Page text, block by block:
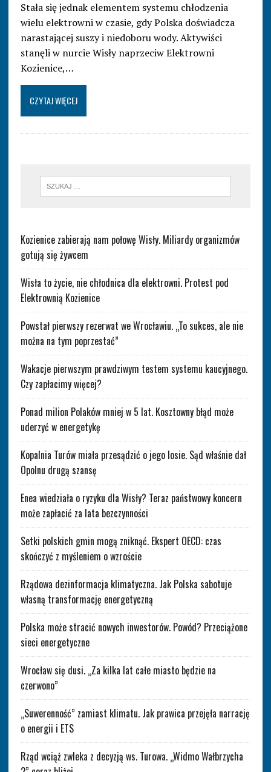
Stała się jednak elementem systemu chłodzenia
wielu elektrowni w czasie, gdy Polska doświadcza
narastającej suszy i niedoboru wody. Aktywiści
stanęli w nurcie Wisły naprzeciw Elektrowni
Kozienice,…
CZYTAJ WIĘCEJ
Kozienice zabierają nam połowę Wisły. Miliardy organizmów
gotują się żywcem
Wisła to życie, nie chłodnica dla elektrowni. Protest pod
Elektrownią Kozienice
Powstał pierwszy rezerwat we Wrocławiu. „To sukces, ale nie
można na tym poprzestać”
Wakacje pierwszym prawdziwym testem systemu kaucyjnego.
Czy zapłacimy więcej?
Ponad milion Polaków mniej w 5 lat. Kosztowny błąd może
uderzyć w energetykę
Kopalnia Turów miała przesądzić o jego losie. Sąd właśnie dał
Opolnu drugą szansę
Enea wiedziała o ryzyku dla Wisły? Teraz państwowy koncern
może zapłacić za lata bezczynności
Setki polskich gmin mogą zniknąć. Ekspert OECD: czas
skończyć z myśleniem o wzroście
Rządowa dezinformacja klimatyczna. Jak Polska sabotuje
własną transformację energetyczną
Polska może stracić nowych inwestorów. Powód? Przeciążone
sieci energetyczne
Wrocław się dusi. „Za kilka lat całe miasto będzie na
czerwono”
„Suwerenność” zamiast klimatu. Jak prawica przejęła narrację
o energii i ETS
Rząd wciąż zwleka z decyzją ws. Turowa. „Widmo Wałbrzycha